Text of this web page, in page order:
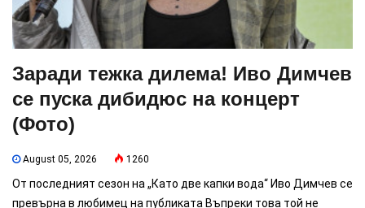
Заради тежка дилема! Иво Димчев
се пуска дибидюс на концерт
(Фото)
August 05, 2026 1260
От последният сезон на „Като две капки вода“ Иво Димчев се
превърна в любимец на публиката Въпреки това той не